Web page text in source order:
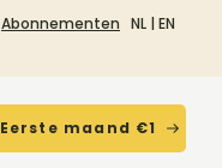
Abonnementen NL | EN
Eerste maand €1